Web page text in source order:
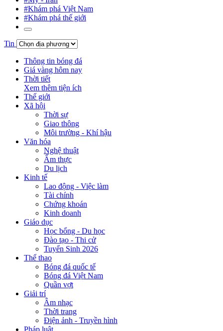
#Khám phá Việt Nam
#Khám phá thế giới
Tin
Thông tin bóng đá
Giá vàng hôm nay
Thời tiết
Xem thêm tiện ích
Thế giới
Xã hội
Thời sự
Giao thông
Môi trường - Khí hậu
Văn hóa
Nghệ thuật
Ẩm thực
Du lịch
Kinh tế
Lao động - Việc làm
Tài chính
Chứng khoán
Kinh doanh
Giáo dục
Học bổng - Du học
Đào tạo - Thi cử
Tuyển Sinh 2026
Thể thao
Bóng đá quốc tế
Bóng đá Việt Nam
Quần vợt
Giải trí
Âm nhạc
Thời trang
Điện ảnh - Truyền hình
Pháp luật